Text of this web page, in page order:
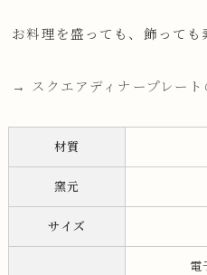
お料理を盛っても、飾っても
→ スクエアディナープレー
材質
窯元
サイズ
電